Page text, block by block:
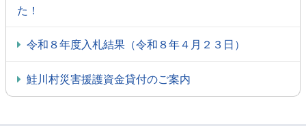
た！
令和８年度入札結果（令和８年４月２３日）
鮭川村災害援護資金貸付のご案内